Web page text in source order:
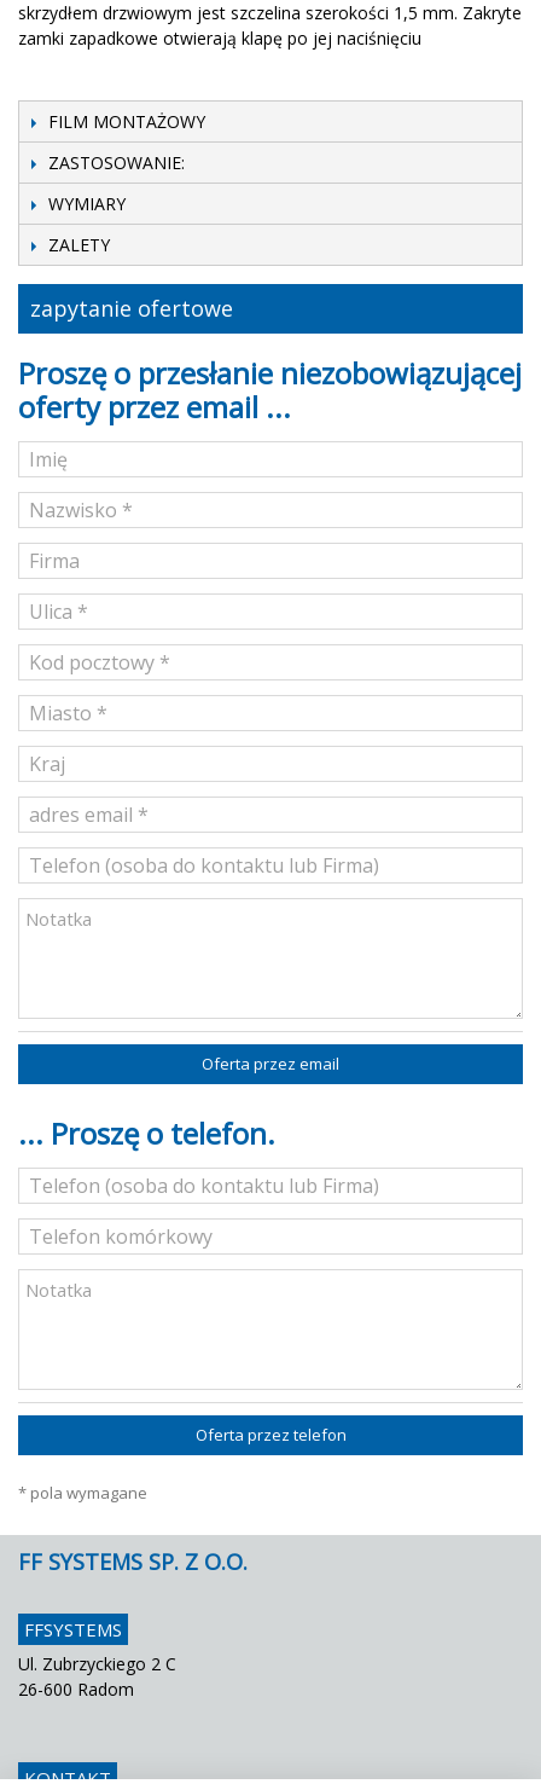
skrzydłem drzwiowym jest szczelina szerokości 1,5 mm. Zakryte
zamki zapadkowe otwierają klapę po jej naciśnięciu
FILM MONTAŻOWY
ZASTOSOWANIE:
WYMIARY
ZALETY
zapytanie ofertowe
Proszę o przesłanie niezobowiązującej
oferty przez email ...
Oferta przez email
... Proszę o telefon.
Oferta przez telefon
* pola wymagane
FF SYSTEMS SP. Z O.O.
FFSYSTEMS
Ul. Zubrzyckiego 2 C
26-600 Radom
KONTAKT